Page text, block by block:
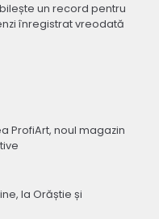
un record pentru
înregistrat vreodată
ProfiArt, noul magazin
la Orăștie și